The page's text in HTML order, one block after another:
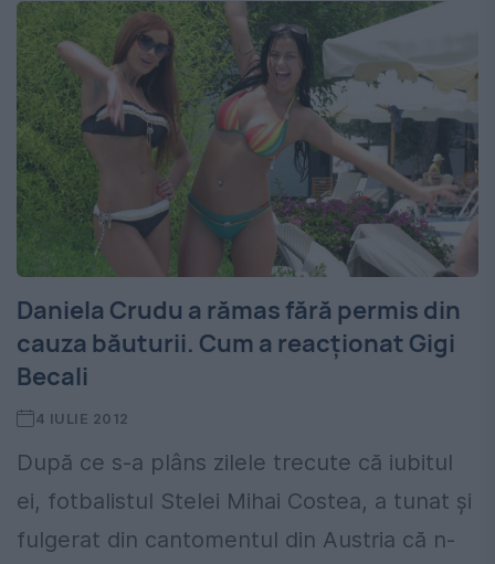
Daniela Crudu a rămas fără permis din
cauza băuturii. Cum a reacţionat Gigi
Becali
4 IULIE 2012
După ce s-a plâns zilele trecute că iubitul
ei, fotbalistul Stelei Mihai Costea, a tunat şi
fulgerat din cantomentul din Austria că n-